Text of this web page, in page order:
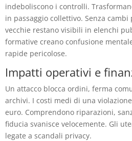
indeboliscono i controlli.
in passaggio collettivo. Senza
vecchie restano visibili in elenchi
formative creano confusione
rapide pericolose.
Impatti operativi e
Un attacco blocca ordini, ferma
archivi. I costi medi di una
euro. Comprendono riparazioni,
fiducia svanisce velocemente. Gli
legate a scandali privacy.